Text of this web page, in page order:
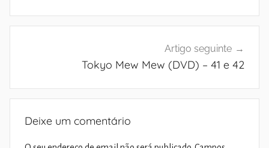
Artigo seguinte
Tokyo Mew Mew (DVD) – 41 e 42
Deixe um comentário